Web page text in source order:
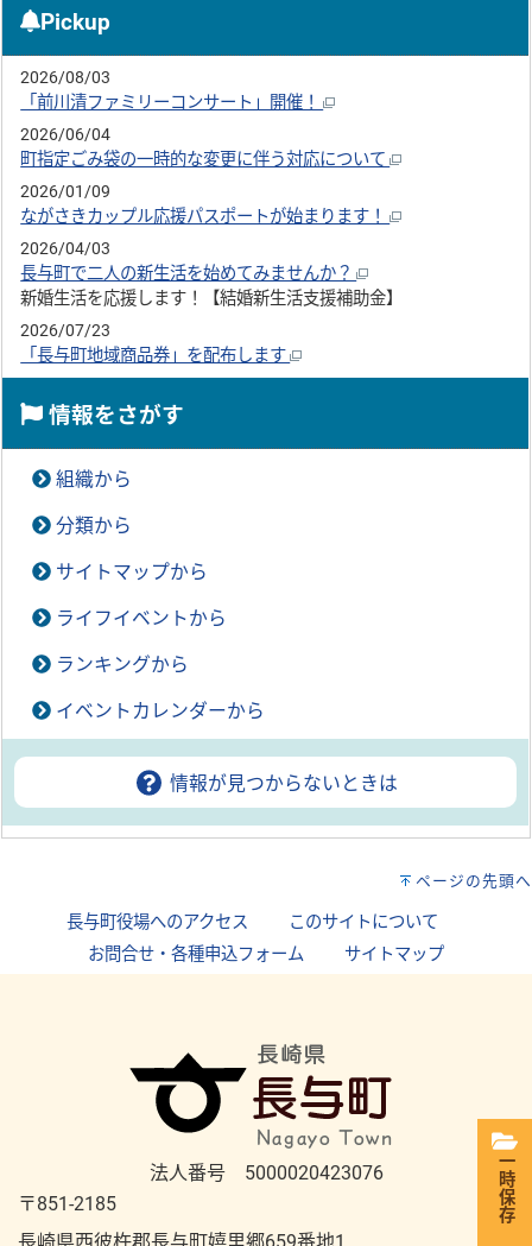
Pickup
2026/08/03
「前川清ファミリーコンサート」開催！
2026/06/04
町指定ごみ袋の一時的な変更に伴う対応について
2026/01/09
ながさきカップル応援パスポートが始まります！
2026/04/03
長与町で二人の新生活を始めてみませんか？
新婚生活を応援します！【結婚新生活支援補助金】
2026/07/23
「長与町地域商品券」を配布します
情報をさがす
組織から
分類から
サイトマップから
ライフイベントから
ランキングから
イベントカレンダーから
情報が見つからないときは
ページの先頭へ
長与町役場へのアクセス このサイトについて
お問合せ・各種申込フォーム
サイトマップ
法人番号 5000020423076
〒851-2185
一時保存